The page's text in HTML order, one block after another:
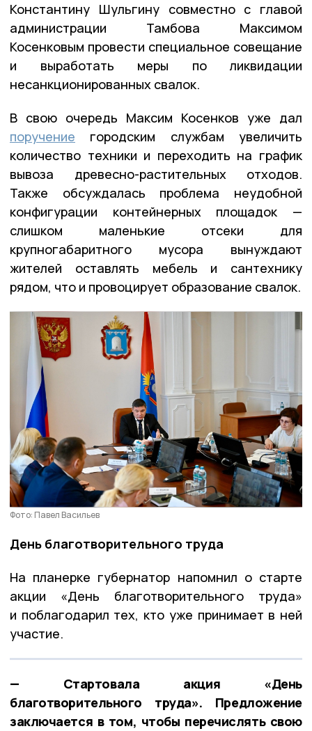
Константину Шульгину совместно с главой
администрации Тамбова Максимом
Косенковым провести специальное совещание
и выработать меры по ликвидации
несанкционированных свалок.
В свою очередь Максим Косенков уже дал
поручение городским службам увеличить
количество техники и переходить на график
вывоза древесно-растительных отходов.
Также обсуждалась проблема неудобной
конфигурации контейнерных площадок —
слишком маленькие отсеки для
крупногабаритного мусора вынуждают
жителей оставлять мебель и сантехнику
рядом, что и провоцирует образование свалок.
Фото: Павел Васильев
День благотворительного труда
На планерке губернатор напомнил о старте
акции «День благотворительного труда»
и поблагодарил тех, кто уже принимает в ней
участие.
— Стартовала акция «День
благотворительного труда». Предложение
заключается в том, чтобы перечислять свою